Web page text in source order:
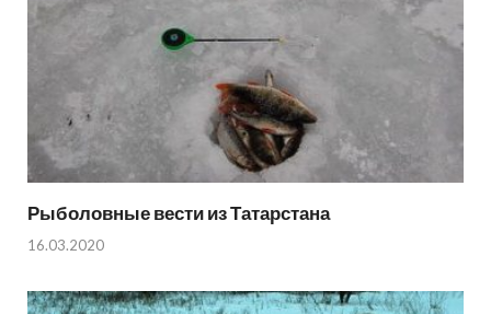
Рыболовные вести из Татарстана
16.03.2020